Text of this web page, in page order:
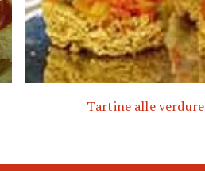
Tartine alle verdure